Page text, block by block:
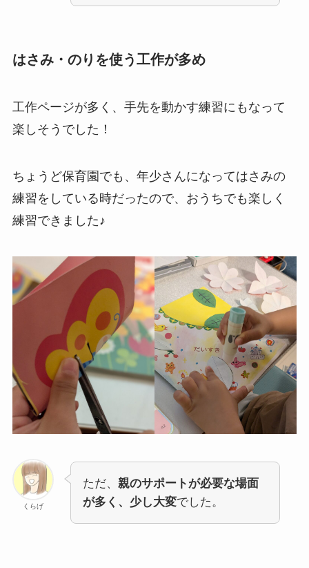
はさみ・のりを使う工作が多め
工作ページが多く、手先を動かす練習にもなって
楽しそうでした！
ちょうど保育園でも、年少さんになってはさみの
練習をしている時だったので、おうちでも楽しく
練習できました♪
くらげ
ただ、 親のサポートが必要な場面
が多く、少し大変でした。